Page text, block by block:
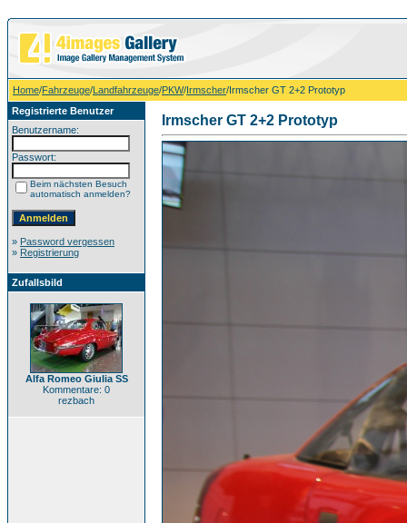
Home/Fahrzeuge/Landfahrzeuge/PKW/Irmscher/Irmscher GT 2+2 Prototyp
Registrierte Benutzer
Benutzername:
Passwort:
Beim nächsten Besuch
automatisch anmelden?
» Password vergessen
» Registrierung
Zufallsbild
Alfa Romeo Giulia SS
Kommentare: 0
rezbach
Irmscher GT 2+2 Prototyp